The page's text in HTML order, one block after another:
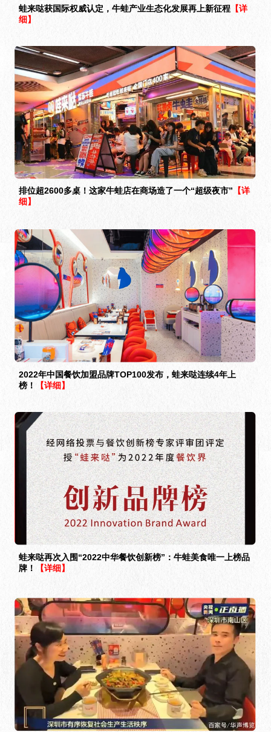
蛙来哒获国际权威认定，牛蛙产业生态化发展再上新征程 【详
细】
排位超2600多桌！这家牛蛙店在商场造了一个“超级夜市” 【详
细】
2022年中国餐饮加盟品牌TOP100发布，蛙来哒连续4年上
榜！
【详细】
蛙来哒再次入围“2022中华餐饮创新榜”：牛蛙美食唯一上榜品
牌！
【详细】